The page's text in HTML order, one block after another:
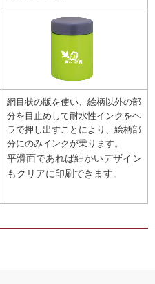
網目状の版を使い、絵柄以外の部
分を目止めして耐水性インクをヘ
ラで押し出すことにより、絵柄部
分にのみインクが乗ります。
平滑面であれば細かいデザイン
もクリアに印刷できます。